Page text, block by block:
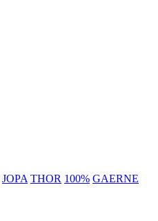
JOPA THOR 100% GAERNE